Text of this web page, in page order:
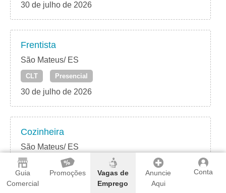
Guia
Comercial
Promoções
Vagas de
Emprego
Anuncie
Aqui
Conta
30 de julho de 2026
Frentista
São Mateus/ ES
CLT Presencial
30 de julho de 2026
Cozinheira
São Mateus/ ES
CLT Presencial
30 de julho de 2026